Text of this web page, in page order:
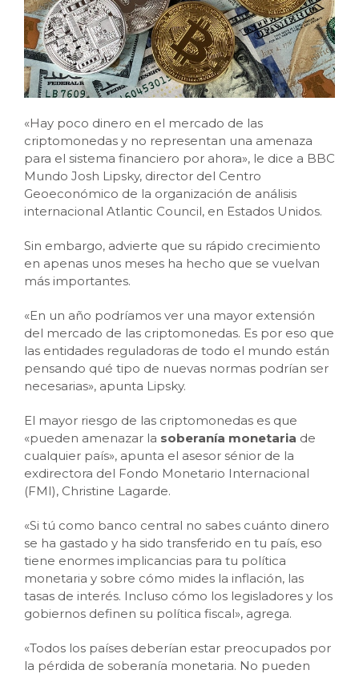
«Hay poco dinero en el mercado de las
criptomonedas y no representan una amenaza
para el sistema financiero por ahora», le dice a BBC
Mundo Josh Lipsky, director del Centro
Geoeconómico de la organización de análisis
internacional Atlantic Council, en Estados Unidos.
Sin embargo, advierte que su rápido crecimiento
en apenas unos meses ha hecho que se vuelvan
más importantes.
«En un año podríamos ver una mayor extensión
del mercado de las criptomonedas. Es por eso que
las entidades reguladoras de todo el mundo están
pensando qué tipo de nuevas normas podrían ser
necesarias», apunta Lipsky.
El mayor riesgo de las criptomonedas es que
«pueden amenazar la soberanía monetaria de
cualquier país», apunta el asesor sénior de la
exdirectora del Fondo Monetario Internacional
(FMI), Christine Lagarde.
«Si tú como banco central no sabes cuánto dinero
se ha gastado y ha sido transferido en tu país, eso
tiene enormes implicancias para tu política
monetaria y sobre cómo mides la inflación, las
tasas de interés. Incluso cómo los legisladores y los
gobiernos definen su política fiscal», agrega.
«Todos los países deberían estar preocupados por
la pérdida de soberanía monetaria. No pueden